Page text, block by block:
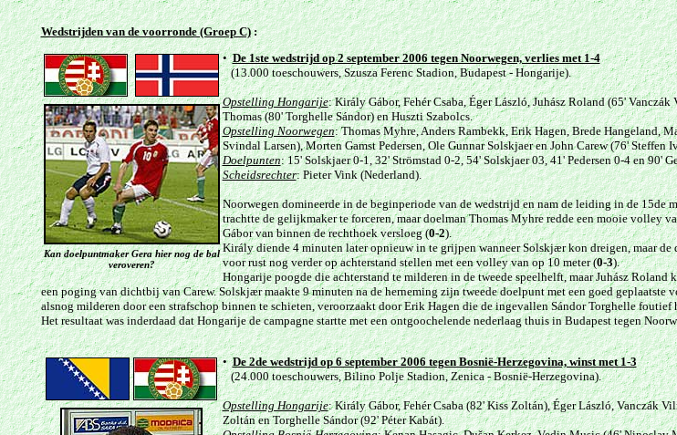
Wedstrijden van de voorronde (Groep C):
Kan doelpuntmaker Gera hier nog de bal
veroveren?
•De 1ste wedstrijd op 2 september 2006 tegen Noorwegen, verlies met 1-4
(13.000 toeschouwers, Szusza Ferenc Stadion, Budapest - Hongarije).
Opstelling Hongarije: Király Gábor, Fehér Csaba, Éger László, Juhász Roland (65'
Thomas (80' Torghelle Sándor) en Huszti Szabolcs.
Opstelling Noorwegen: Thomas Myhre, Anders Rambekk, Erik Hagen, Brede Hangeland,
Svindal Larsen), Morten Gamst Pedersen, Ole Gunnar Solskjaer en John Carew (76' Steffen
Doelpunten: 15' Solskjaer 0-1, 32' Strömstad 0-2, 54' Solskjaer 03, 41' Pedersen 0-4 en 90'
Scheidsrechter: Pieter Vink (Nederland).
Noorwegen domineerde in de beginperiode van de wedstrijd en nam de leiding in de 15de
trachtte de gelijkmaker te forceren, maar doelman Thomas Myhre redde een mooie volley
Gábor van binnen de rechthoek versloeg (0-2).
Király diende 4 minuten later opnieuw in te grijpen wanneer Solskjær kon dreigen, maar de
voor rust nog verder op achterstand stellen met een volley van op 10 meter (0-3).
Hongarije poogde die achterstand te milderen in de tweede speelhelft, maarJuhász Roland
een poging van dichtbij van Carew. Solskjær maakte 9 minuten na de herneming zijn tweede doelpunt met een goed geplaatste
alsnog milderen door een strafschop binnen te schieten, veroorzaakt door Erik Hagen die de ingevallen Sándor Torghelle foutief
Het resultaat was inderdaad dat Hongarije de campagne startte met een ontgoochelende nederlaag thuis in Budapest tegen
•De 2de wedstrijd op 6 september 2006 tegen Bosnië-Herzegovina, winst met 1-3
(24.000 toeschouwers, Bilino Polje Stadion, Zenica - Bosnië-Herzegovina).
Opstelling Hongarije: Király Gábor, Fehér Csaba (82' Kiss Zoltán), Éger László, Vanczák
Zoltán en Torghelle Sándor (92' Péter Kabát).